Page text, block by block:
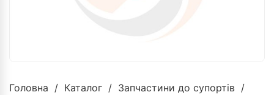
Головна / Каталог / Запчастини до супортів /